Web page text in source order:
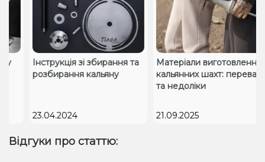
Інструкція зі збирання та
розбирання кальяну
23.04.2024
Матеріали виготовлення
кальянних шахт: переваги
та недоліки
21.09.2025
Відгуки про статтю: